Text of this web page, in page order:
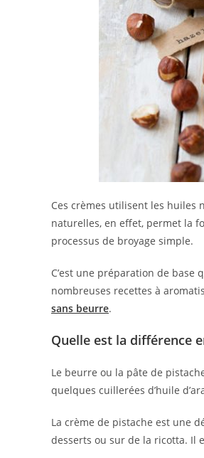
Ces crèmes utilisent les huiles
naturelles, en effet, permet la
processus de broyage simple.
C’est une préparation de
nombreuses recettes à
sans beurre.
Quelle est la différence
Le beurre ou la pâte de
quelques cuillerées d’huile
La crème de pistache est une
desserts ou sur de la ricotta. Il